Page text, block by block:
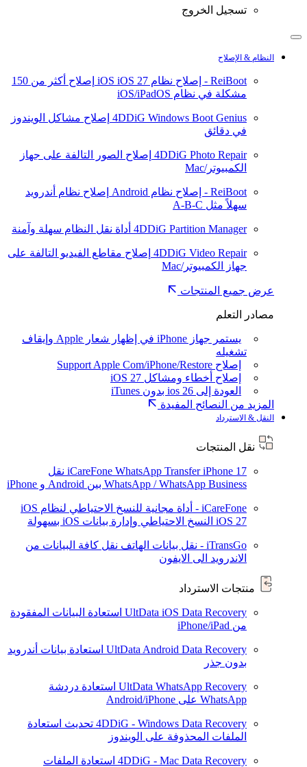
تسجيل الخروج
النظام & الإصلاح
ReiBoot - إصلاح نظام iOS iOS 27
إصلاح أكثر من 150
مشكلة في نظام iOS/iPadOS
4DDiG Windows Boot Genius إصلاح مشاكل الويندوز
في دقائق
4DDiG Photo Repair إصلاح الصور التالفة على جهاز
الكمبيوتر/Mac
ReiBoot - إصلاح نظام Android
إصلاح نظام أندرويد
سهلاً مثل A-B-C
4DDiG Partition Manager أداة نقل النظام سهلة وآمنة
4DDiG Video Repair إصلاح مقاطع الفيديو التالفة على
جهاز الكمبيوتر/Mac
عرض جميع المنتجات
مصادر التعلم
يستمر جهاز iPhone في إظهار شعار Apple وإيقاف
تشغيله
إصلاح Support Apple Com/iPhone/Restore
إصلاح أخطاء ومشاكل iOS 27
العودة إلى ios 26 بدون iTunes
المزيد من النصائح المفيدة
النقل & الاسترداد
نقل المنتجات
iCareFone WhatsApp TransferiPhone 17
نقل
WhatsApp / WhatsApp Business بين Android و iPhone
iCareFone - أداة مجانية للنسخ الاحتياطي لنظام iOS
iOS 27 النسخ الاحتياطي وإدارة بيانات iOS بسهولة
iTransGo - نقل بيانات الهاتف
نقل كافة البيانات من
الاندرويد الى الايفون
منتجات الاسترداد
UltData iOS Data Recovery استعادة البيانات المفقودة
من iPhone/iPad
UltData Android Data Recovery استعادة بيانات أندرويد
بدون جذر
UltData WhatsApp Recovery استعادة دردشة
WhatsApp على Android/iPhone
4DDiG - Windows Data Recovery تحديث استعادة
الملفات المحذوفة على الويندوز
4DDiG - Mac Data Recovery استعادة الملفات